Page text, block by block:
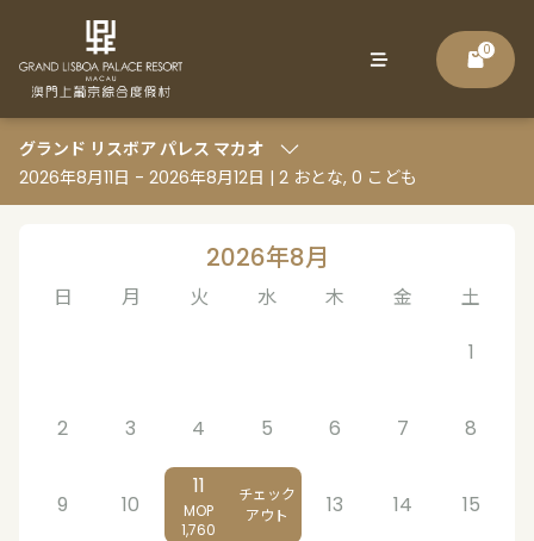
0
グランド リスボア パレス マカオ
2026年8月11日 - 2026年8月12日 | 2 おとな, 0 こども
2026年8月
日 月 火 水 木 金
土
1
2 3 4 5 6 7 8
9 10
11
MOP
1,760
チェック
アウト
13 14 15